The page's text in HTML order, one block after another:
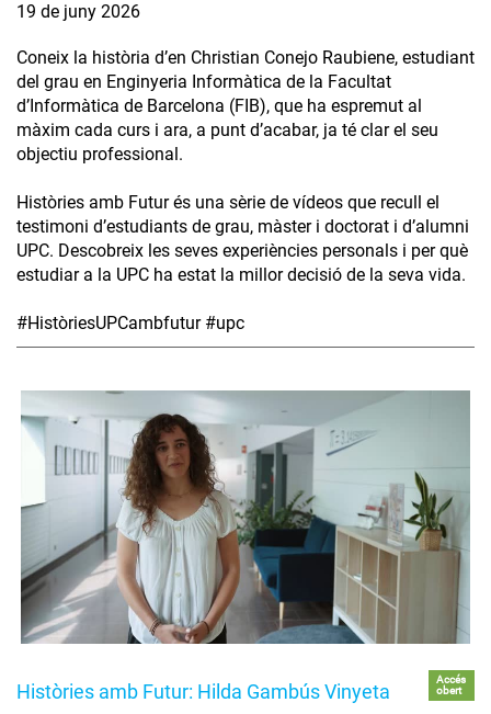
19 de juny 2026
Coneix la història d’en Christian Conejo Raubiene, estudiant
del grau en Enginyeria Informàtica de la Facultat
d’Informàtica de Barcelona (FIB), que ha espremut al
màxim cada curs i ara, a punt d’acabar, ja té clar el seu
objectiu professional.
Històries amb Futur és una sèrie de vídeos que recull el
testimoni d’estudiants de grau, màster i doctorat i d’alumni
UPC. Descobreix les seves experiències personals i per què
estudiar a la UPC ha estat la millor decisió de la seva vida.
#HistòriesUPCambfutur #upc
Històries amb Futur: Hilda Gambús Vinyeta
Accés
obert